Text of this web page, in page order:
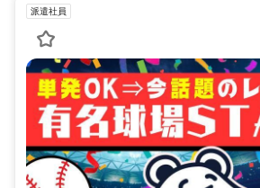
派遣社員